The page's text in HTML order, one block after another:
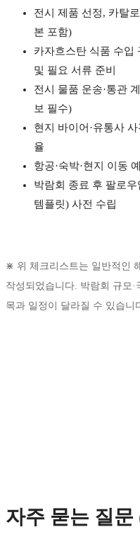
전시 제품 선정, 카탈
본 포함)
카자흐스탄 식품 수입
및 필요 서류 준비
전시 물품 운송·통관
보 필수)
현지 바이어·유통사
율
항공·숙박·현지 이동
박람회 종료 후 팔로
템플릿) 사전 수립
⋇ 위 체크리스트는 일반적인
작성되었습니다. 박람회 규모
목과 일정이 달라질 수 있습니
자주 묻는 질문